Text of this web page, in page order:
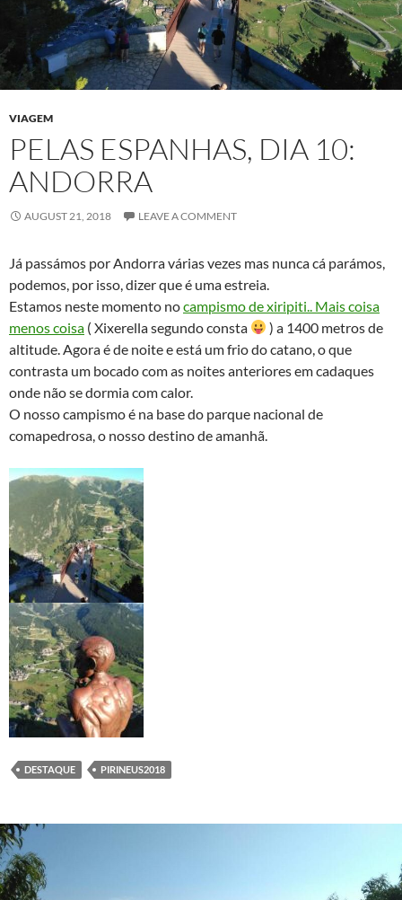
VIAGEM
PELAS ESPANHAS, DIA 10:
ANDORRA
AUGUST 21, 2018 LEAVE A COMMENT
Já passámos por Andorra várias vezes mas nunca cá parámos,
podemos, por isso, dizer que é uma estreia.
Estamos neste momento nocampismo de xiripiti.. Mais coisa
menos coisa ( Xixerella segundo consta
) a 1400 metros de
altitude. Agora é de noite e está um frio do catano, o que
contrasta um bocado com as noites anteriores em cadaques
onde não se dormia com calor.
O nosso campismo é na base do parque nacional de
comapedrosa, o nosso destino de amanhã.
DESTAQUE PIRINEUS2018